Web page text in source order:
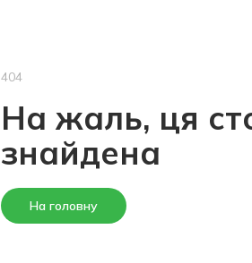
404
На жаль, ця
знайдена
На головну